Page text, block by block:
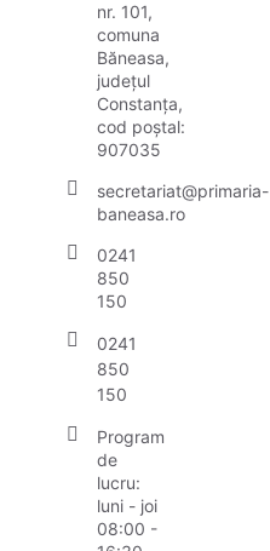
nr. 101,
comuna
Băneasa,
județul
Constanța,
cod poștal:
907035
secretariat@primaria-
baneasa.ro
0241
850
150
0241
850
150
Program
de
lucru:
luni - joi
08:00 -